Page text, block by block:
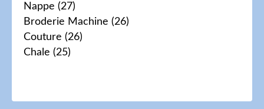
Nappe (27)
Broderie Machine (26)
Couture (26)
Chale (25)